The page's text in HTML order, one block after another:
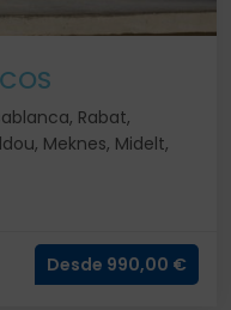
Rabat,
Meknes, Midelt,
Desde 990,00 €